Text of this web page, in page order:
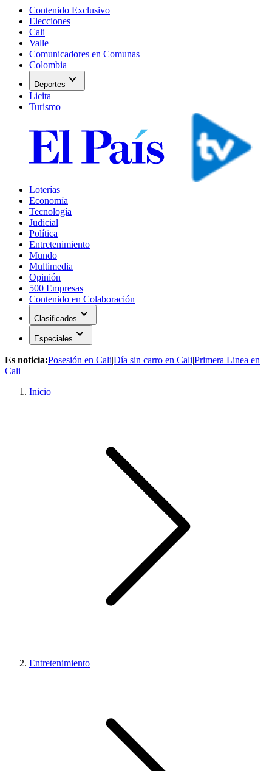
Contenido Exclusivo
Elecciones
Cali
Valle
Comunicadores en Comunas
Colombia
Deportes expand_more
Licita
Turismo
Loterías
Economía
Tecnología
Judicial
Política
Entretenimiento
Mundo
Multimedia
Opinión
500 Empresas
Contenido en Colaboración
Clasificados expand_more
Especiales expand_more
Es noticia:Posesión en Cali|Día sin carro en Cali|Primera Linea en
Cali
Inicio
Entretenimiento